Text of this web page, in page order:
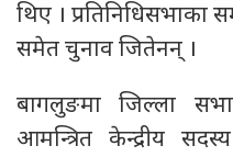
थिए । प्रतिनिधिसभाका
समेत चुनाव जितेनन् ।
बागलुङमा जिल्ला
आमन्त्रित केन्द्रीय